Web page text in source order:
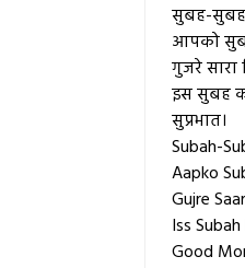
सुबह-
आपको
गुजरे
इस सुबह
सुप्रभात।
Subah-
Aapko
Gujre
Iss
Good